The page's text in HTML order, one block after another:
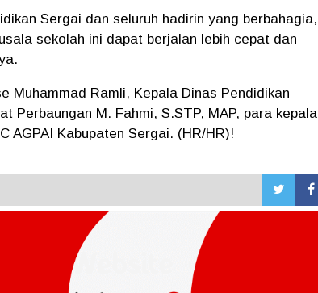
Sergai dan seluruh hadirin yang berbahagia,
sekolah ini dapat berjalan lebih cepat dan
Muhammad Ramli, Kepala Dinas Pendidikan
Perbaungan M. Fahmi, S.STP, MAP, para kepala
AGPAI Kabupaten Sergai. (HR/HR)!